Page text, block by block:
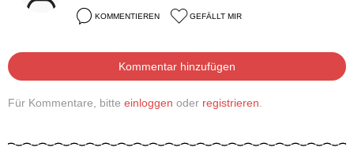
KOMMENTIEREN GEFÄLLT MIR
Kommentar hinzufügen
Für Kommentare, bitte einloggen oder registrieren.